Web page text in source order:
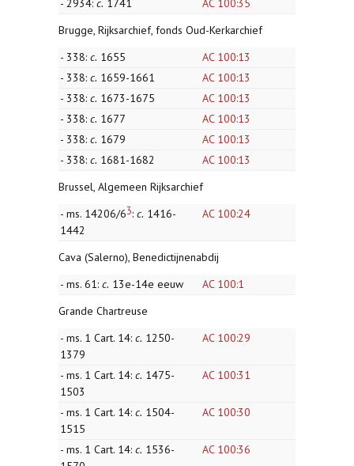
- 2934: c. 1741
AC 100:35
Brugge, Rijksarchief, fonds Oud-Kerkarchief
- 338: c. 1655
AC 100:13
- 338: c. 1659-1661
AC 100:13
- 338: c. 1673-1675
AC 100:13
- 338: c. 1677
AC 100:13
- 338: c. 1679
AC 100:13
- 338: c. 1681-1682
AC 100:13
Brussel, Algemeen Rijksarchief
- ms. 14206/63: c. 1416-
1442
AC 100:24
Cava (Salerno), Benedictijnenabdij
- ms. 61: c. 13e-14e eeuw
AC 100:1
Grande Chartreuse
- ms. 1 Cart. 14: c. 1250-
1379
AC 100:29
- ms. 1 Cart. 14: c. 1475-
1503
AC 100:31
- ms. 1 Cart. 14: c. 1504-
1515
AC 100:30
- ms. 1 Cart. 14: c. 1536-
AC 100:36